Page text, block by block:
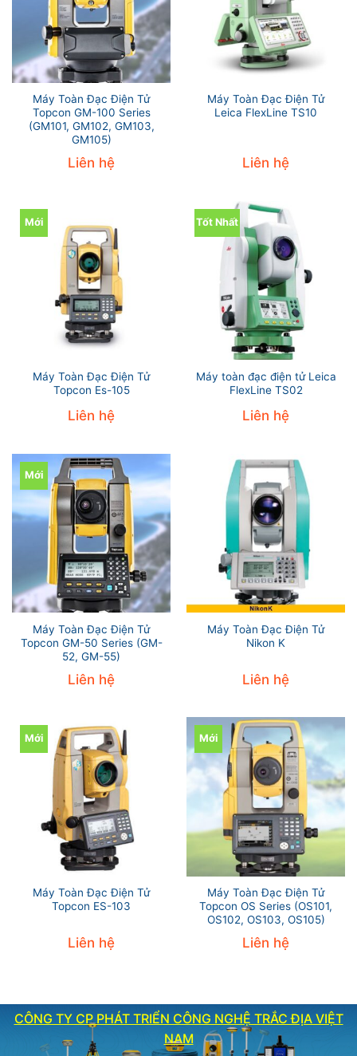
Máy Toàn Đạc Điện Tử
Topcon GM-100 Series
(GM101, GM102, GM103,
GM105)
Liên hệ
Máy Toàn Đạc Điện Tử
Leica FlexLine TS10
Liên hệ
Mới
Máy Toàn Đạc Điện Tử
Topcon Es-105
Liên hệ
Tốt Nhất
Máy toàn đạc điện tử Leica
FlexLine TS02
Liên hệ
Mới
Máy Toàn Đạc Điện Tử
Topcon GM-50 Series (GM-
52, GM-55)
Liên hệ
Máy Toàn Đạc Điện Tử
Nikon K
Liên hệ
Mới
Máy Toàn Đạc Điện Tử
Topcon ES-103
Liên hệ
Mới
Máy Toàn Đạc Điện Tử
Topcon OS Series (OS101,
OS102, OS103, OS105)
Liên hệ
CÔNG TY CP PHÁT TRIỂN CÔNG NGHỆ TRẮC ĐỊA VIỆT
NAM